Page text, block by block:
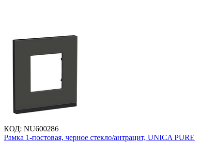
КОД: NU600286
Рамка 1-постовая, черное стекло/антрацит, UNICA PURE